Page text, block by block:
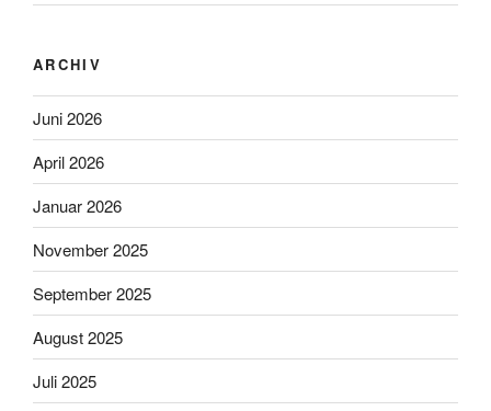
ARCHIV
Juni 2026
April 2026
Januar 2026
November 2025
September 2025
August 2025
Juli 2025